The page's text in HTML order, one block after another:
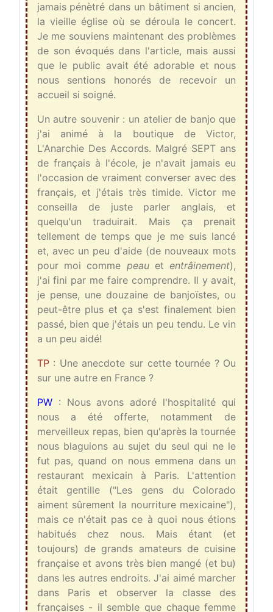
jamais pénètré dans un bâtiment si ancien,
la vieille église où se déroula le concert.
Je me souviens maintenant des problèmes
de son évoqués dans l'article, mais aussi
que le public avait été adorable et nous
nous sentions honorés de recevoir un
accueil si soigné.
Un autre souvenir : un atelier de banjo que
j'ai animé à la boutique de Victor,
L'Anarchie Des Accords. Malgré SEPT ans
de français à l'école, je n'avait jamais eu
l'occasion de vraiment converser avec des
français, et j'étais très timide. Victor me
conseilla de juste parler anglais, et
quelqu'un traduirait. Mais ça prenait
tellement de temps que je me suis lancé
et, avec un peu d'aide (de nouveaux mots
pour moi comme peauetentrâinement),
j'ai fini par me faire comprendre. Il y avait,
je pense, une douzaine de banjoïstes, ou
peut-être plus et ça s'est finalement bien
passé, bien que j'étais un peu tendu. Le vin
a un peu aidé!
TP: Une anecdote sur cette tournée ? Ou
sur une autre en France ?
PW: Nous avons adoré l'hospitalité qui
nous a été offerte, notamment de
merveilleux repas, bien qu'après la tournée
nous blaguions au sujet du seul qui ne le
fut pas, quand on nous emmena dans un
restaurant mexicain à Paris. L'attention
était gentille ("Les gens du Colorado
aiment sûrement la nourriture mexicaine"),
mais ce n'était pas ce à quoi nous étions
habitués chez nous. Mais étant (et
toujours) de grands amateurs de cuisine
française et avons très bien mangé (et bu)
dans les autres endroits. J'ai aimé marcher
dans Paris et observer la classe des
françaises - il semble que chaque femme